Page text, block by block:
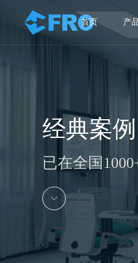
首页 产
经典案例
已在全国